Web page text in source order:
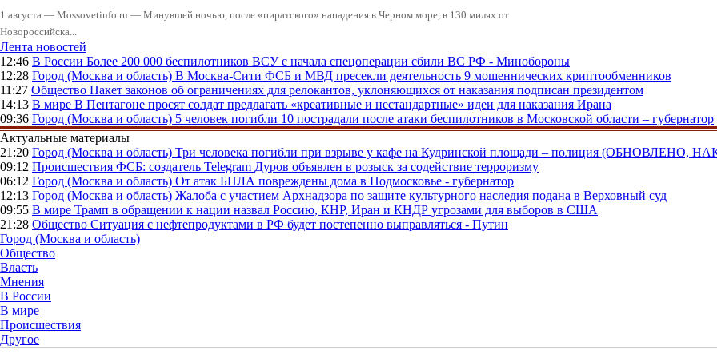
1 августа — Mossovetinfo.ru — Минувшей ночью, после «пиратского» нападения в Черном море, в 130 милях от
Новороссийска...
Лента новостей
12:46 В России Более 200 000 беспилотников ВСУ с начала спецоперации сбили ВС РФ - Минобороны
12:28 Город (Москва и область) В Москва-Сити ФСБ и МВД пресекли деятельность 9 мошеннических криптообменников
11:27 Общество Пакет законов об ограничениях для релокантов, уклоняющихся от наказания подписан президентом
14:13 В мире В Пентагоне просят солдат предлагать «креативные и нестандартные» идеи для наказания Ирана
09:36 Город (Москва и область) 5 человек погибли 10 пострадали после атаки беспилотников в Московской области – губернатор
Актуальные материалы
21:20 Город (Москва и область) Три человека погибли при взрыве у кафе на Кудринской площади – полиция (ОБНОВЛЕНО,
09:12 Происшествия ФСБ: создатель Telegram Дуров объявлен в розыск за содействие терроризму
06:12 Город (Москва и область) От атак БПЛА повреждены дома в Подмосковье - губернатор
12:13 Город (Москва и область) Жалоба с участием Архнадзора по защите культурного наследия подана в Верховный суд
09:55 В мире Трамп в обращении к нации назвал Россию, КНР, Иран и КНДР угрозами для выборов в США
21:28 Общество Ситуация с нефтепродуктами в РФ будет постепенно выправляться - Путин
Город (Москва и область)
Общество
Власть
Мнения
В России
В мире
Происшествия
Другое